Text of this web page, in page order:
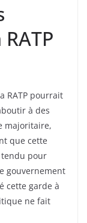
RATP pourrait
à des
majoritaire,
que cette
pour
gouvernement
cette garde à
ne fait